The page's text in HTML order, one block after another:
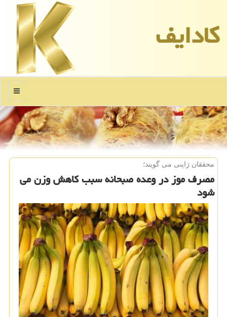
كادایف
منو
محققان ژاپنی می گویند؛
مصرف موز در وعده صبحانه سبب كاهش وزن می
شود